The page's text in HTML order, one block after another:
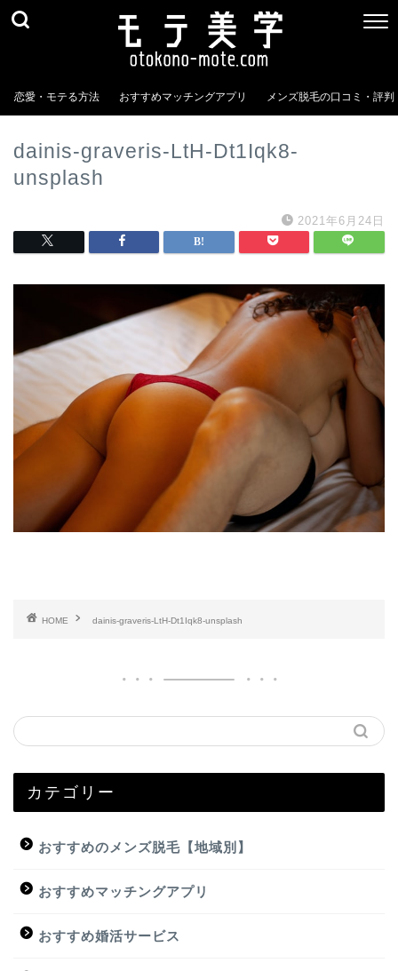
恋愛・モテる方法 おすすめマッチングアプリ メンズ脱毛の口コミ・評判
dainis-graveris-LtH-Dt1Iqk8-
unsplash
2021年6月24日
HOME dainis-graveris-LtH-Dt1Iqk8-unsplash
カテゴリー
おすすめのメンズ脱毛【地域別】
おすすめマッチングアプリ
おすすめ婚活サービス